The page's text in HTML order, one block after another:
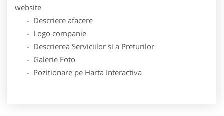
website
- Descriere afacere
- Logo companie
- Descrierea Serviciilor si a Preturilor
- Galerie Foto
- Pozitionare pe Harta Interactiva